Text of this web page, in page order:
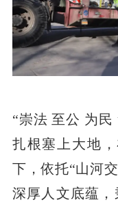
“崇法 至公 为
扎根塞上大地
下，依托“山河
深厚人文底蕴，